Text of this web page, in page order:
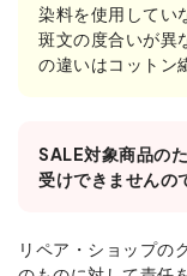
染料を使用してい
斑文の度合いが異
の違いはコットン
SALE対象商品の
受けできませんの
リペア・ショップの